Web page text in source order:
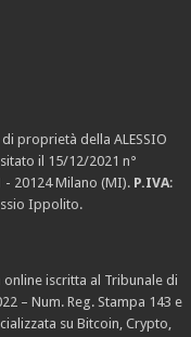
proprietà della ALESSIO
il 15/12/2021 n°
- 20124 Milano (MI). P.IVA:
Ippolito.
iscritta al Tribunale di
– Num. Reg. Stampa 143 e
su Bitcoin, Crypto,